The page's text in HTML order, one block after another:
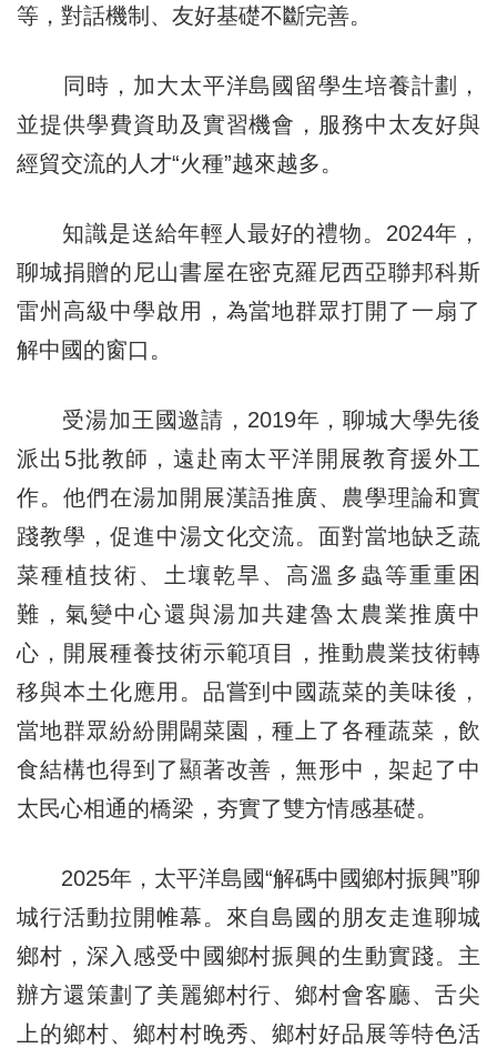
等，對話機制、友好基礎不斷完善。
同時，加大太平洋島國留學生培養計劃，
並提供學費資助及實習機會，服務中太友好與
經貿交流的人才“火種”越來越多。
知識是送給年輕人最好的禮物。2024年，
聊城捐贈的尼山書屋在密克羅尼西亞聯邦科斯
雷州高級中學啟用，為當地群眾打開了一扇了
解中國的窗口。
受湯加王國邀請，2019年，聊城大學先後
派出5批教師，遠赴南太平洋開展教育援外工
作。他們在湯加開展漢語推廣、農學理論和實
踐教學，促進中湯文化交流。面對當地缺乏蔬
菜種植技術、土壤乾旱、高溫多蟲等重重困
難，氣變中心還與湯加共建魯太農業推廣中
心，開展種養技術示範項目，推動農業技術轉
移與本土化應用。品嘗到中國蔬菜的美味後，
當地群眾紛紛開闢菜園，種上了各種蔬菜，飲
食結構也得到了顯著改善，無形中，架起了中
太民心相通的橋梁，夯實了雙方情感基礎。
2025年，太平洋島國“解碼中國鄉村振興”聊
城行活動拉開帷幕。來自島國的朋友走進聊城
鄉村，深入感受中國鄉村振興的生動實踐。主
辦方還策劃了美麗鄉村行、鄉村會客廳、舌尖
上的鄉村、鄉村村晚秀、鄉村好品展等特色活